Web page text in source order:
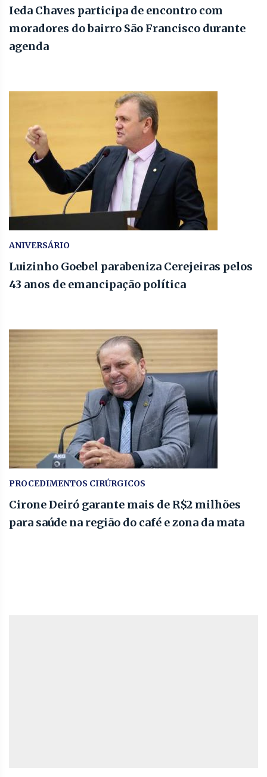
Ieda Chaves participa de encontro com
moradores do bairro São Francisco durante
agenda
ANIVERSÁRIO
Luizinho Goebel parabeniza Cerejeiras pelos
43 anos de emancipação política
PROCEDIMENTOS CIRÚRGICOS
Cirone Deiró garante mais de R$2 milhões
para saúde na região do café e zona da mata